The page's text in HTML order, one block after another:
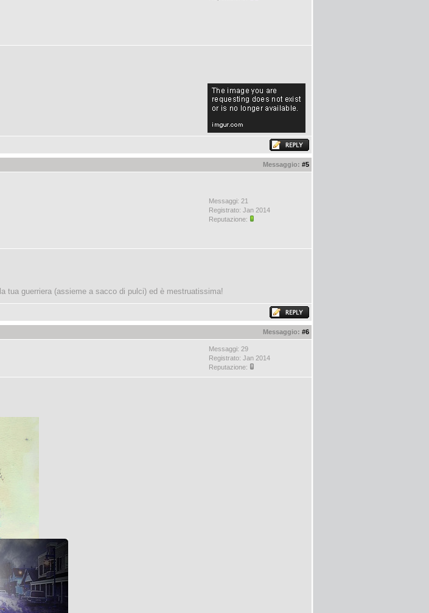
Messaggio: #5
Messaggi: 21
Registrato: Jan 2014
Reputazione:
tua guerriera (assieme a sacco di pulci) ed è mestruatissima!
Messaggio: #6
Messaggi: 29
Registrato: Jan 2014
Reputazione: